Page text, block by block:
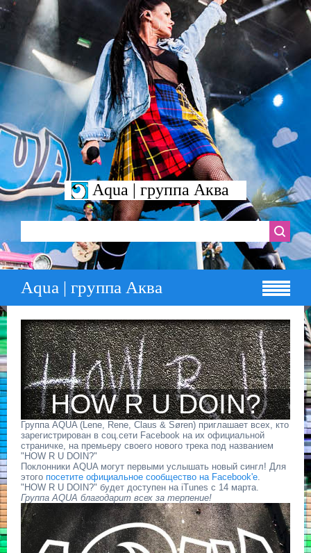
Aqua | группа Аква
Aqua | группа Аква
HOW R U DOIN?
Группа AQUA (Lene, Rene, Claus & Søren) приглашает всех, кто
зарегистрирован в соц.сети Facebook на их официальной
страничке, на премьеру своего нового трека под названием
"HOW R U DOIN?"
Поклонники AQUA могут первыми услышать новый сингл! Для
этого посетите официальное сообщество на Facebook'e.
"HOW R U DOIN?" будет доступен на iTunes с 14 марта.
Группа AQUA благодарит всех за терпение!